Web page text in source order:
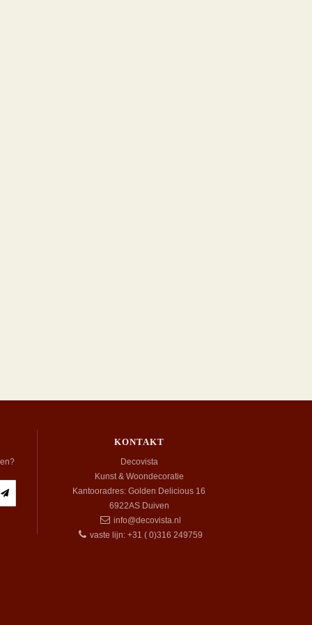
KONTAKT
Decovista
Kunst & Woondecoratie
Kantooradres: Golden Delicious 16
6922AS Duiven
info@decovista.nl
vaste lijn: +31 ( 0)316 249759